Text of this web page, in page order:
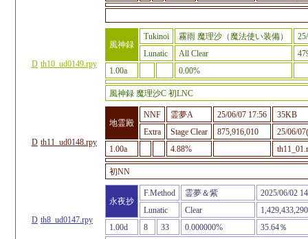
D th10_ud0149.rpy
風神録
Tukinoi 霧雨 魔理沙（魔法使い装備）
Lunatic
All Clear
1.00a
0.00%
風神録 魔理沙C 初LNC
D th11_ud0148.rpy
地霊殿
NNF 霊夢A 25/06/07 17:56
35KB
Extra
Stage Clear 875,916,010
25/06/
1.00a
4.88%
初NN
D th8_ud0147.rpy
永夜抄
F.Method 霊夢＆紫
2025/06/02
Lunatic
Clear
1,429,433,290
1.00d
8 33 0.000000% 35.64％